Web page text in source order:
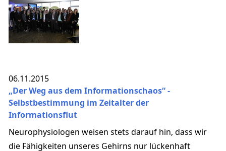
06.11.2015
„Der Weg aus dem Informationschaos“ -
Selbstbestimmung im Zeitalter der
Informationsflut
Neurophysiologen weisen stets darauf hin, dass wir
die Fähigkeiten unseres Gehirns nur lückenhaft